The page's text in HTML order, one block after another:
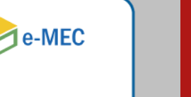
Como o Colégio Mackenzie
Brasília prepara seus